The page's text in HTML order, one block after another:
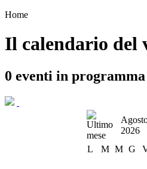
Home
Il calendario del
0 eventi in programma
2026
L
M M G